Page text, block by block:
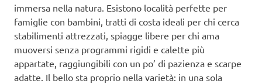
immersa nella natura. Esistono località perfette per
famiglie con bambini, tratti di costa ideali per chi cerca
stabilimenti attrezzati, spiagge libere per chi ama
muoversi senza programmi rigidi e calette più
appartate, raggiungibili con un po’ di pazienza e scarpe
adatte. Il bello sta proprio nella varietà: in una sola